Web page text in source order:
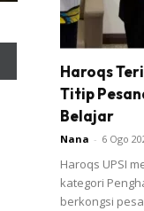
Haroqs
Titip
Belajar
Nana - 6 Ogo
Haroqs UPSI
kategori
berkongsi